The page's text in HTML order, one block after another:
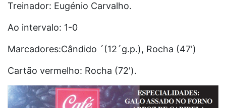
Treinador: Eugénio Carvalho.
Ao intervalo: 1-0
Marcadores:Cândido ´(12´g.p.), Rocha (47')
Cartão vermelho: Rocha (72').